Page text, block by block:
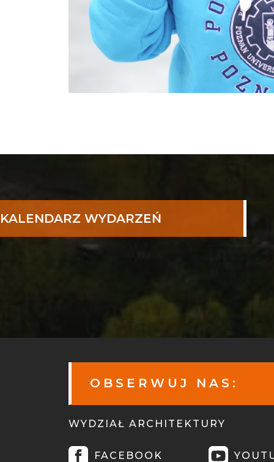
KALENDARZ WYDARZEŃ
OBSERWUJ NAS:
WYDZIAŁ ARCHITEKTURY
FACEBOOK